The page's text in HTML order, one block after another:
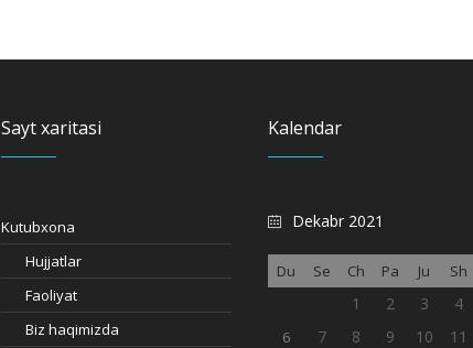
Sayt xaritasi
Kutubxona
Hujjatlar
Faoliyat
Biz haqimizda
Kalendar
Dekabr 2021
Du Se Ch Pa Ju Sh
1 2 3 4
6 7 8 9 10 11